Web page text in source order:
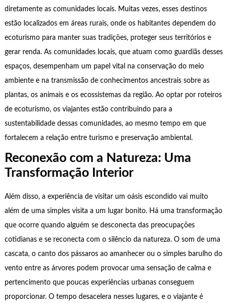
diretamente as comunidades locais. Muitas vezes, esses destinos
estão localizados em áreas rurais, onde os habitantes dependem do
ecoturismo para manter suas tradições, proteger seus territórios e
gerar renda. As comunidades locais, que atuam como guardiãs desses
espaços, desempenham um papel vital na conservação do meio
ambiente e na transmissão de conhecimentos ancestrais sobre as
plantas, os animais e os ecossistemas da região. Ao optar por roteiros
de ecoturismo, os viajantes estão contribuindo para a
sustentabilidade dessas comunidades, ao mesmo tempo em que
fortalecem a relação entre turismo e preservação ambiental.
Reconexão com a Natureza: Uma
Transformação Interior
Além disso, a experiência de visitar um oásis escondido vai muito
além de uma simples visita a um lugar bonito. Há uma transformação
que ocorre quando alguém se desconecta das preocupações
cotidianas e se reconecta com o silêncio da natureza. O som de uma
cascata, o canto dos pássaros ao amanhecer ou o simples barulho do
vento entre as árvores podem provocar uma sensação de calma e
pertencimento que poucas experiências urbanas conseguem
proporcionar. O tempo desacelera nesses lugares, e o viajante é